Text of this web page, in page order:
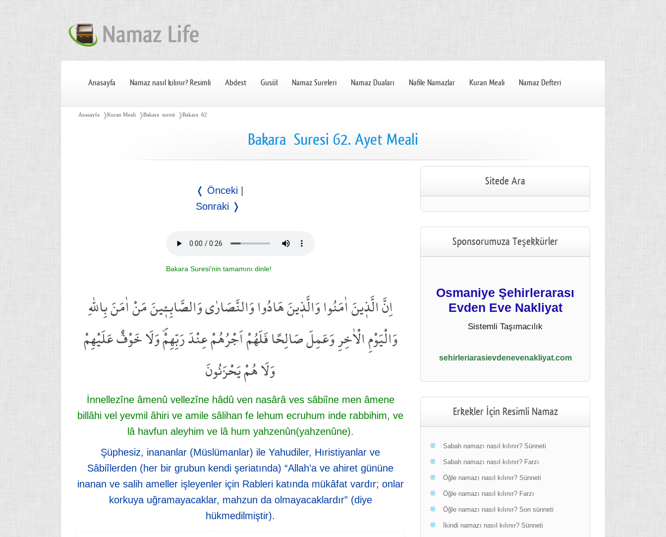
Anasayfa Namaz nasıl kılınır? Resimli Abdest Gusül Namaz Sureleri Namaz Duaları Nafile Namazlar Kuran Meali Namaz Defteri
Anasayfa ❭Kuran Meali ❭Bakara suresi ❭Bakara 62
Bakara Suresi 62. Ayet Meali
❬ Önceki
Sonraki ❭
Bakara Suresi'nin tamamını dinle!
اِنَّ الَّذ۪ينَ اٰمَنُوا وَالَّذ۪ينَ هَادُوا وَالنَّصَارٰى وَالصَّابِـ۪ٔينَ مَنْ اٰمَنَ بِاللّٰهِ
وَالْيَوْمِ الْاٰخِرِ وَعَمِلَ صَالِحًا فَلَهُمْ اَجْرُهُمْ عِنْدَ رَبِّهِمْۖ وَلَا خَوْفٌ عَلَيْهِمْ
وَلَا هُمْ يَحْزَنُونَ
İnnellezîne âmenû vellezîne hâdû ven nasârâ ves sâbiîne men âmene
billâhi vel yevmil âhiri ve amile sâlihan fe lehum ecruhum inde rabbihim, ve
lâ havfun aleyhim ve lâ hum yahzenûn(yahzenûne).
Şüphesiz, inananlar (Müslümanlar) ile Yahudiler, Hıristiyanlar ve
Sâbiîlerden (her bir grubun kendi şeriatında) “Allah’a ve ahiret gününe
inanan ve salih ameller işleyenler için Rableri katında mükâfat vardır; onlar
korkuya uğramayacaklar, mahzun da olmayacaklardır” (diye
hükmedilmiştir).
Sitede Ara
Sponsorumuza Teşekkürler
Osmaniye Şehirlerarası
Evden Eve Nakliyat
Sistemli Taşımacılık
sehirleriarasievdenevenakliyat.com
Erkekler İçin Resimli Namaz
Sabah namazı nasıl kılınır? Sünneti
Sabah namazı nasıl kılınır? Farzı
Öğle namazı nasıl kılınır? Sünneti
Öğle namazı nasıl kılınır? Farzı
Öğle namazı nasıl kılınır? Son sünneti
İkindi namazı nasıl kılınır? Sünneti